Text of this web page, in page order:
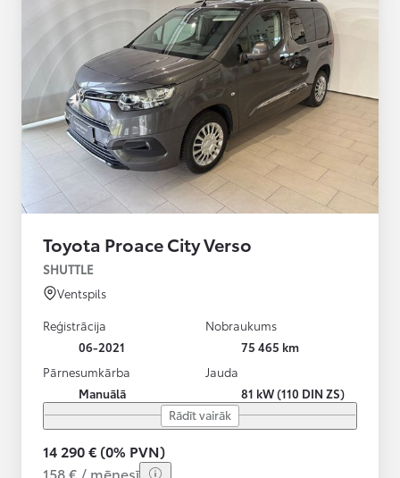
Toyota Proace City Verso
SHUTTLE
Ventspils
Reģistrācija
06-2021
Nobraukums
75 465 km
Pārnesumkārba
Manuālā
Jauda
81 kW (110 DIN ZS)
Rādīt vairāk
14 290 € (0% PVN)
158 € / mēnesī